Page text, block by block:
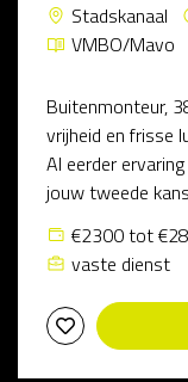
Stadskanaal
VMBO/Mavo
Buitenmonteur,
vrijheid en frisse
Al eerder
jouw tweede
€2300 tot
vaste dienst